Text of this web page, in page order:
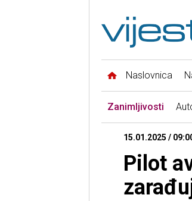
Naslovnica
Zanimljivosti
15.01.2025 /
Pilot